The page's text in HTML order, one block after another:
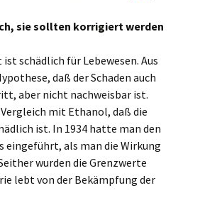
sie sollten korrigiert werden
schädlich für Lebewesen. Aus
daß der Schaden auch
aber nicht nachweisbar ist.
mit Ethanol, daß die
ist. In 1934 hatte man den
eingeführt, als man die Wirkung
wurden die Grenzwerte
lebt von der Bekämpfung der